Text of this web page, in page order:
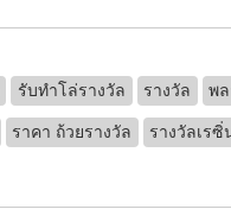
รับทําโล่รางวัล รางวัล พ
ราคา ถ้วยรางวัล รางวัลเรซิ่